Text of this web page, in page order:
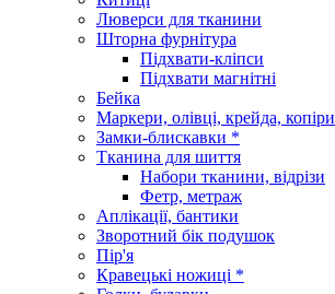
Люверси для тканини
Шторна фурнітура
Підхвати-кліпси
Підхвати магнітні
Бейка
Маркери, олівці, крейда, копіри
Замки-блискавки *
Тканина для шиття
Набори тканини, відрізи
Фетр, метраж
Аплікації, бантики
Зворотний бік подушок
Пір'я
Кравецькі ножиці *